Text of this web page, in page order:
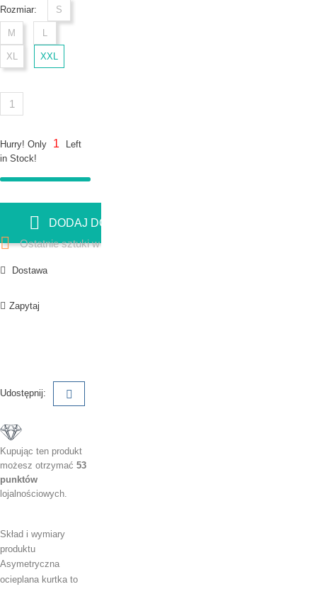
Rozmiar: S
M L
XL XXL
Hurry! Only 1
Left
in Stock!
DODAJ DO KOSZYKA
 Ostatnie sztuki w magazynie
Dostawa
Zapytaj
Udostępnij:
Kupując ten produkt
możesz otrzymać 53
punktów
lojalnościowych.
Skład i wymiary
produktu
Asymetryczna
ocieplana kurtka to